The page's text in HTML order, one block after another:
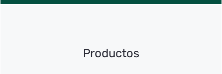
Productos